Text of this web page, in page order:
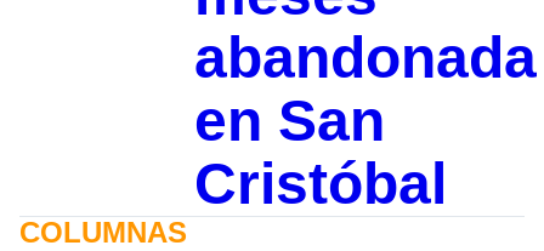
abandonada
en San
Cristóbal
COLUMNAS